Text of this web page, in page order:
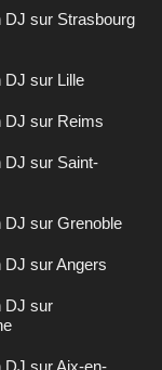
DJ sur Strasbourg
DJ sur Lille
DJ sur Reims
DJ sur Saint-
DJ sur Grenoble
DJ sur Angers
DJ sur
DJ sur Aix-en-